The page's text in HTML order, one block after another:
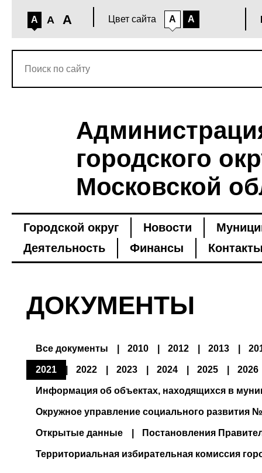
A A A Цвет сайта A A
городского
Московской
Городской округ Новости
Деятельность
Финансы
ДОКУМЕНТЫ
Все документы 2010 2012 2013
2021 2022 2023 2024 2025 2026
Информация об объектах, находящихся в
Окружное управление социального развития
Открытые данные Постановления
Территориальная избирательная комиссия